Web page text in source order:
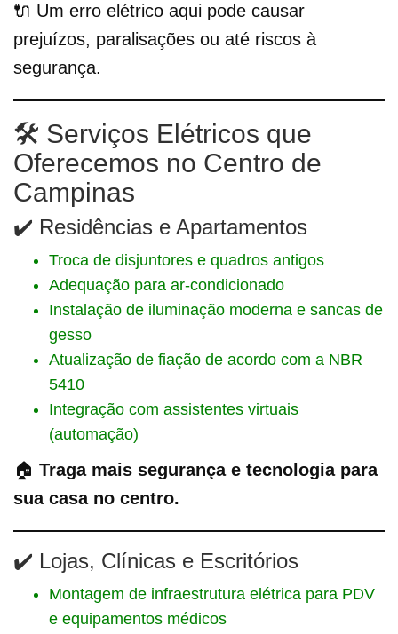
🔌 Um erro elétrico aqui pode causar
prejuízos, paralisações ou até riscos à
segurança.
🛠️ Serviços Elétricos que
Oferecemos no Centro de
Campinas
✔️ Residências e Apartamentos
Troca de disjuntores e quadros antigos
Adequação para ar-condicionado
Instalação de iluminação moderna e sancas de
gesso
Atualização de fiação de acordo com a NBR
5410
Integração com assistentes virtuais
(automação)
🏠 Traga mais segurança e tecnologia para
sua casa no centro.
✔️ Lojas, Clínicas e Escritórios
Montagem de infraestrutura elétrica para PDV
e equipamentos médicos